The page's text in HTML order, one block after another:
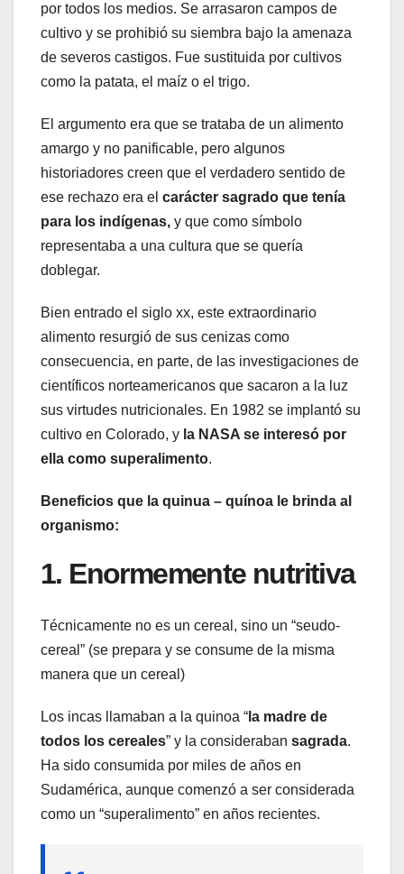
por todos los medios. Se arrasaron campos de
cultivo y se prohibió su siembra bajo la amenaza
de severos castigos. Fue sustituida por cultivos
como la patata, el maíz o el trigo.
El argumento era que se trataba de un alimento
amargo y no panificable, pero algunos
historiadores creen que el verdadero sentido de
ese rechazo era el carácter sagrado que tenía
para los indígenas, y que como símbolo
representaba a una cultura que se quería
doblegar.
Bien entrado el siglo xx, este extraordinario
alimento resurgió de sus cenizas como
consecuencia, en parte, de las investigaciones de
científicos norteamericanos que sacaron a la luz
sus virtudes nutricionales. En 1982 se implantó su
cultivo en Colorado, y la NASA se interesó por
ella como superalimento.
Beneficios que la quinua – quínoa le brinda al
organismo:
1. Enormemente nutritiva
Técnicamente no es un cereal, sino un “seudo-
cereal” (se prepara y se consume de la misma
manera que un cereal)
Los incas llamaban a la quinoa “ la madre de
todos los cereales” y la consideraban sagrada.
Ha sido consumida por miles de años en
Sudamérica, aunque comenzó a ser considerada
como un “superalimento” en años recientes.